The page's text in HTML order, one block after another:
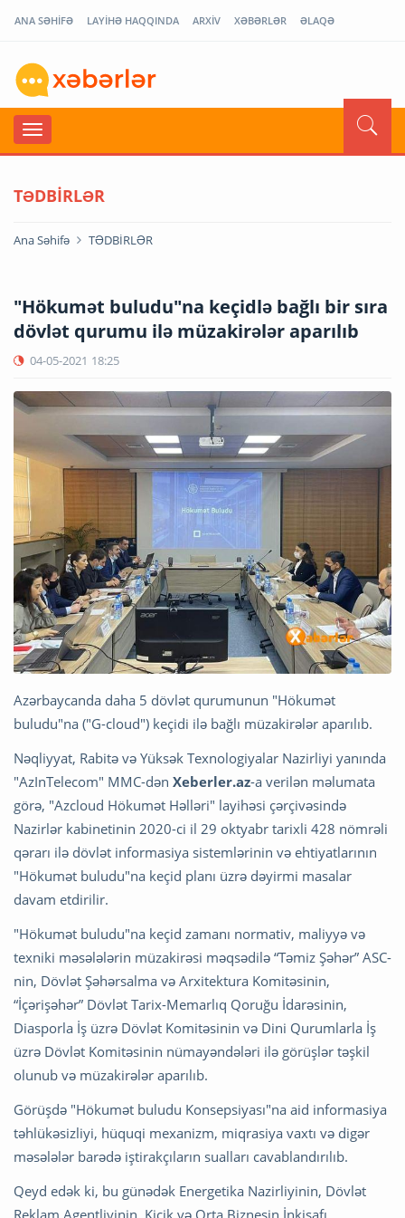
ANA SƏHİFƏ LAYİHƏ HAQQINDA ARXİV XƏBƏRLƏR ƏLAQƏ
TƏDBİRLƏR
Ana Səhifə TƏDBİRLƏR
"Hökumət buludu"na keçidlə bağlı bir sıra
dövlət qurumu ilə müzakirələr aparılıb
04-05-2021 18:25
Azərbaycanda daha 5 dövlət qurumunun "Hökumət
buludu"na ("G-cloud") keçidi ilə bağlı müzakirələr aparılıb.
Nəqliyyat, Rabitə və Yüksək Texnologiyalar Nazirliyi yanında
"AzInTelecom" MMC-dən Xeberler.az-a verilən məlumata
görə, "Azcloud Hökumət Həlləri" layihəsi çərçivəsində
Nazirlər kabinetinin 2020-ci il 29 oktyabr tarixli 428 nömrəli
qərarı ilə dövlət informasiya sistemlərinin və ehtiyatlarının
"Hökumət buludu"na keçid planı üzrə dəyirmi masalar
davam etdirilir.
"Hökumət buludu"na keçid zamanı normativ, maliyyə və
texniki məsələlərin müzakirəsi məqsədilə “Təmiz Şəhər” ASC-
nin, Dövlət Şəhərsalma və Arxitektura Komitəsinin,
“İçərişəhər” Dövlət Tarix-Memarlıq Qoruğu İdarəsinin,
Diasporla İş üzrə Dövlət Komitəsinin və Dini Qurumlarla İş
üzrə Dövlət Komitəsinin nümayəndələri ilə görüşlər təşkil
olunub və müzakirələr aparılıb.
Görüşdə "Hökumət buludu Konsepsiyası"na aid informasiya
təhlükəsizliyi, hüquqi mexanizm, miqrasiya vaxtı və digər
məsələlər barədə iştirakçıların sualları cavablandırılıb.
Qeyd edək ki, bu günədək Energetika Nazirliyinin, Dövlət